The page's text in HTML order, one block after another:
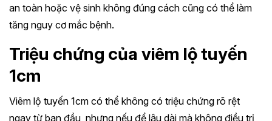
an toàn hoặc vệ sinh không đúng cách cũng có thể làm
tăng nguy cơ mắc bệnh.
Triệu chứng của viêm lộ tuyến
1cm
Viêm lộ tuyến 1cm có thể không có triệu chứng rõ rệt
ngay từ ban đầu, nhưng nếu để lâu dài mà không điều trị,